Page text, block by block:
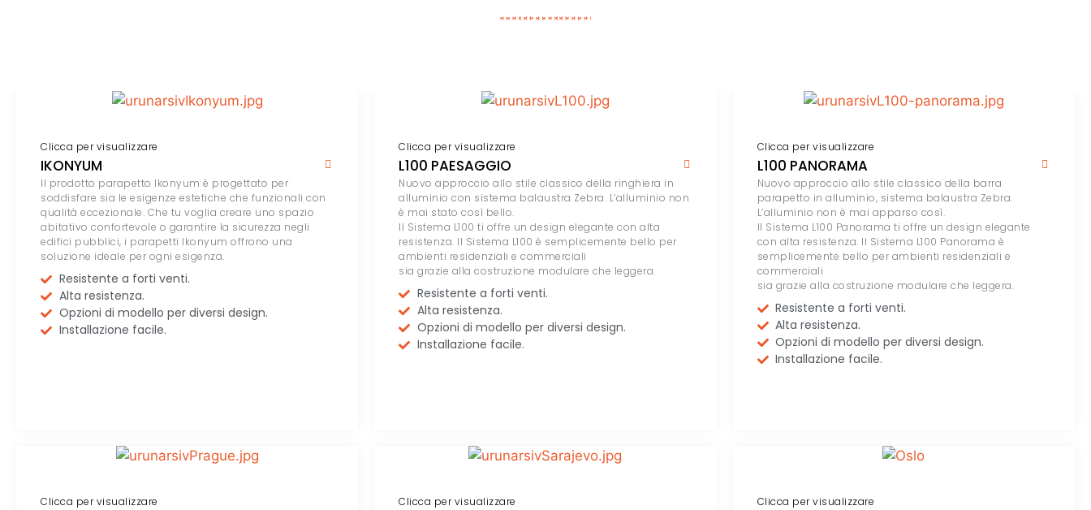
Clicca per visualizzare
IKONYUM
Il prodotto parapetto Ikonyum è progettato per
soddisfare sia le esigenze estetiche che funzionali con
qualità eccezionale. Che tu voglia creare uno spazio
abitativo confortevole o garantire la sicurezza negli
edifici pubblici, i parapetti Ikonyum offrono una
soluzione ideale per ogni esigenza.
Resistente a forti venti.
Alta resistenza.
Opzioni di modello per diversi design.
Installazione facile.
Clicca per visualizzare
L100 PAESAGGIO
Nuovo approccio allo stile classico della ringhiera in
alluminio con sistema balaustra Zebra. L’alluminio non
è mai stato così bello.
Il Sistema L100 ti offre un design elegante con alta
resistenza. Il Sistema L100 è semplicemente bello per
ambienti residenziali e commerciali
sia grazie alla costruzione modulare che leggera.
Resistente a forti venti.
Alta resistenza.
Opzioni di modello per diversi design.
Installazione facile.
Clicca per visualizzare
L100 PANORAMA
Nuovo approccio allo stile classico della barra
parapetto in alluminio, sistema balaustra Zebra.
L’alluminio non è mai apparso così.
Il Sistema L100 Panorama ti offre un design elegante
con alta resistenza. Il Sistema L100 Panorama è
semplicemente bello per ambienti residenziali e
commerciali
sia grazie alla costruzione modulare che leggera.
Resistente a forti venti.
Alta resistenza.
Opzioni di modello per diversi design.
Installazione facile.
Clicca per visualizzare Clicca per visualizzare Clicca per visualizzare